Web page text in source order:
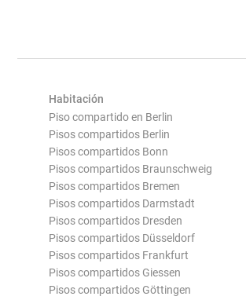
Habitación
Piso compartido en Berlin
Pisos compartidos Berlin
Pisos compartidos Bonn
Pisos compartidos Braunschweig
Pisos compartidos Bremen
Pisos compartidos Darmstadt
Pisos compartidos Dresden
Pisos compartidos Düsseldorf
Pisos compartidos Frankfurt
Pisos compartidos Giessen
Pisos compartidos Göttingen